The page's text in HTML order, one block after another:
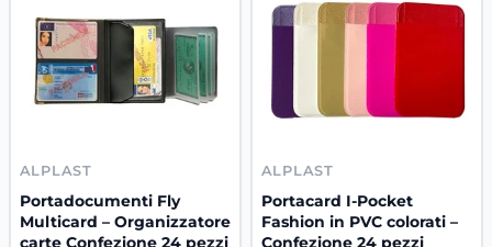
ALPLAST
Portadocumenti Fly
Multicard – Organizzatore
carte Confezione 24 pezzi
ALPLAST
Portacard I-Pocket
Fashion in PVC colorati –
Confezione 24 pezzi